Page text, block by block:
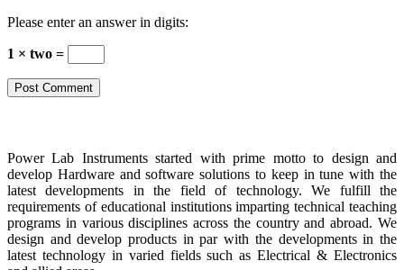
Please enter an answer in digits:
1 × two =
Power Lab Instruments started with prime motto to design and
develop Hardware and software solutions to keep in tune with the
latest developments in the field of technology. We fulfill the
requirements of educational institutions imparting technical teaching
programs in various disciplines across the country and abroad. We
design and develop products in par with the developments in the
latest technology in varied fields such as Electrical & Electronics